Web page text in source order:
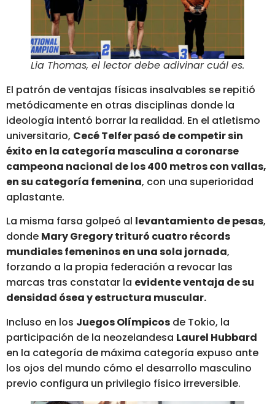
Lia Thomas, el lector debe adivinar cuál es.
El patrón de ventajas físicas insalvables se repitió
metódicamente en otras disciplinas donde la
ideología intentó borrar la realidad. En el atletismo
universitario, Cecé Telfer pasó de competir sin
éxito en la categoría masculina a coronarse
campeona nacional de los 400 metros con vallas,
en su categoría femenina, con una superioridad
aplastante.
La misma farsa golpeó al levantamiento de pesas,
donde Mary Gregory trituró cuatro récords
mundiales femeninos en una sola jornada,
forzando a la propia federación a revocar las
marcas tras constatar la evidente ventaja de su
densidad ósea y estructura muscular.
Incluso en los Juegos Olímpicos de Tokio, la
participación de la neozelandesa Laurel Hubbard
en la categoría de máxima categoría expuso ante
los ojos del mundo cómo el desarrollo masculino
previo configura un privilegio físico irreversible.